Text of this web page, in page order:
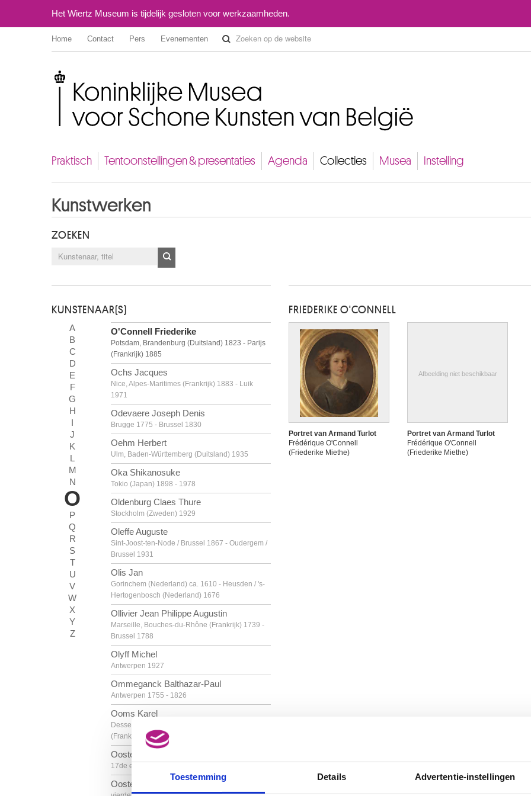
Toestemming Details Advertentie-instellingen
Het Wiertz Museum is tijdelijk gesloten voor werkzaamheden.
Home Contact Pers Evenementen
Praktisch Tentoonstellingen & presentaties Agenda Collecties Musea Instelling
Kunstwerken
ZOEKEN
KUNSTENAAR(S)
A
B
C
D
E
F
G
H
I
J
K
L
M
N
O
P
Q
R
S
T
U
V
W
X
Y
Z
O'Connell Friederike
Potsdam, Brandenburg (Duitsland) 1823 - Parijs
(Frankrijk) 1885
Ochs Jacques
Nice, Alpes-Maritimes (Frankrijk) 1883 - Luik
1971
Odevaere Joseph Denis
Brugge 1775 - Brussel 1830
Oehm Herbert
Ulm, Baden-Württemberg (Duitsland) 1935
Oka Shikanosuke
Tokio (Japan) 1898 - 1978
Oldenburg Claes Thure
Stockholm (Zweden) 1929
Oleffe Auguste
Sint-Joost-ten-Node / Brussel 1867 - Oudergem /
Brussel 1931
Olis Jan
Gorinchem (Nederland) ca. 1610 - Heusden / 's-
Hertogenbosch (Nederland) 1676
Ollivier Jean Philippe Augustin
Marseille, Bouches-du-Rhône (Frankrijk) 1739 -
Brussel 1788
Olyff Michel
Antwerpen 1927
Ommeganck Balthazar-Paul
Antwerpen 1755 - 1826
Ooms Karel
Dessel 1845 - Cannes, Alpes-Maritimes
(Frankrijk) 1900
Oostenrijk
17de eeuw
Oostenrijkse school
FRIEDERIKE O'CONNELL
Portret van Armand Turlot
Frédérique O'Connell
(Friederike Miethe)
Afbeelding niet beschikbaar
Portret van Armand Turlot
Frédérique O'Connell
(Friederike Miethe)